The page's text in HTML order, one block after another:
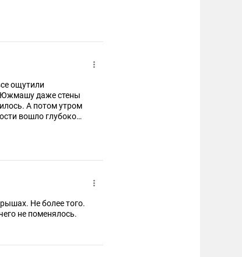
ощутили
Южмашу даже стены
А потом утром
вошло глубоко
Не более того.
не поменялось.